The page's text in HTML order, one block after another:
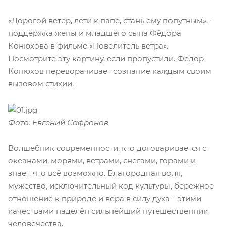
«Дорогой ветер, лети к папе, стань ему попутным», -
поддержка жены и младшего сына Фёдора
Конюхова в фильме «Повелитель ветра».
Посмотрите эту картину, если пропустили. Фёдор
Конюхов переворачивает сознание каждым своим
вызовом стихии.
Фото: Евгений Сафронов
Волшебник современности, кто договаривается с
океанами, морями, ветрами, снегами, горами и
знает, что всё возможно. Благородная воля,
мужество, исключительный код культуры, бережное
отношение к природе и вера в силу духа - этими
качествами наделён сильнейший путешественник
человечества.